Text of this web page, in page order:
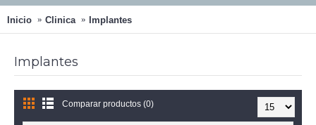
Inicio Clinica Implantes
Implantes
Comparar productos (0)